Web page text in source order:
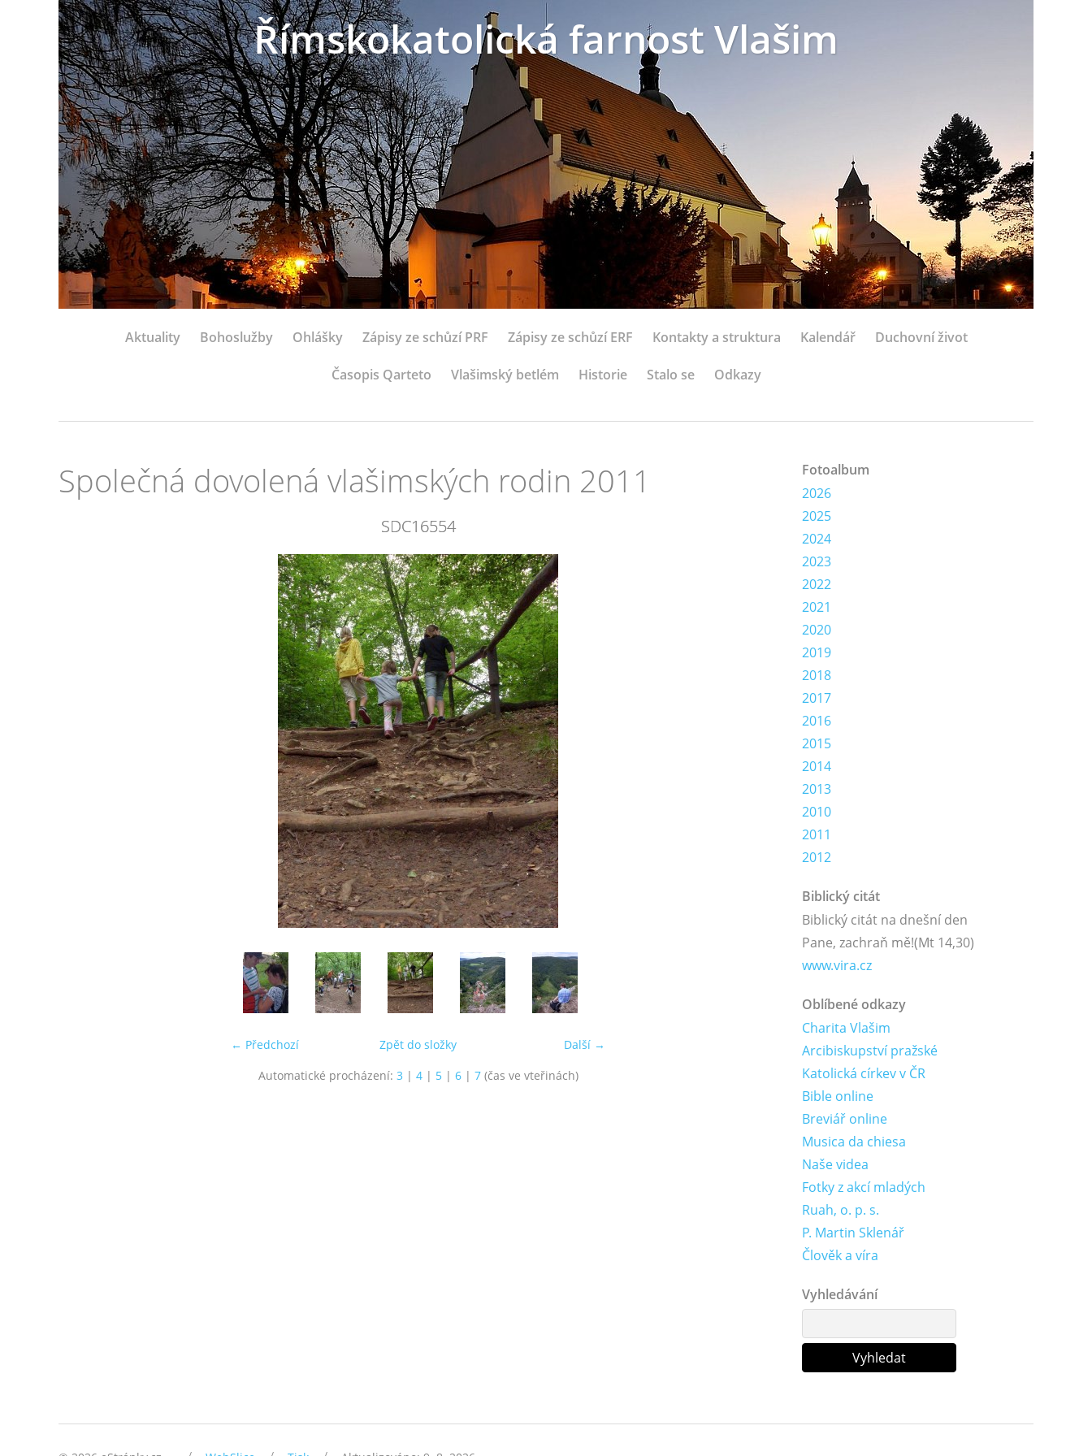
Římskokatolická farnost Vlašim
Aktuality Bohoslužby Ohlášky Zápisy ze schůzí PRF Zápisy ze schůzí ERF Kontakty a struktura Kalendář Duchovní život
Časopis Qarteto Vlašimský betlém Historie Stalo se Odkazy
Společná dovolená vlašimských rodin 2011
SDC16554
← Předchozí Další →
Zpět do složky
Automatické procházení: 3 | 4| 5| 6| 7(čas ve vteřinách)
Fotoalbum
2026
2025
2024
2023
2022
2021
2020
2019
2018
2017
2016
2015
2014
2013
2010
2011
2012
Biblický citát
Biblický citát na dnešní den
Pane, zachraň mě!(Mt 14,30)
www.vira.cz
Oblíbené odkazy
Charita Vlašim
Arcibiskupství pražské
Katolická církev v ČR
Bible online
Breviář online
Musica da chiesa
Naše videa
Fotky z akcí mladých
Ruah, o. p. s.
P. Martin Sklenář
Člověk a víra
Vyhledávání